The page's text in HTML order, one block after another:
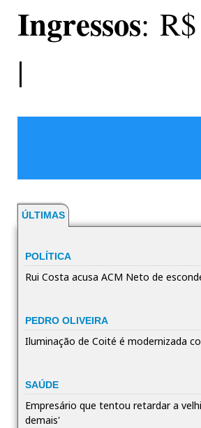
Ingressos:
|
ÚLTIMAS
POLÍTICA
Rui Costa acusa ACM Neto de
PEDRO OLIVEIRA
Iluminação de Coité é modernizada
SAÚDE
Empresário que tentou retardar a
demais'